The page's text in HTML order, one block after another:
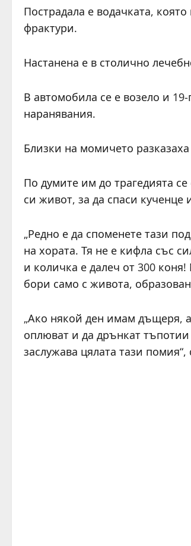
Пострадала е водачката,
фрактури.
Настанена е в столично
В автомобила се е возело и
наранявания.
Близки на момичето
По думите им до трагедията
си живот, за да спаси
„Редно е да споменете тази
на хората. Тя не е кифла със
и количка е далеч от 300
бори само с живота,
„Ако някой ден имам дъщеря,
оплюват и да дрънкат тъпотии
заслужава цялата тази